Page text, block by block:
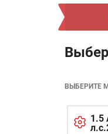
ВЫБЕРИТЕ
1.5